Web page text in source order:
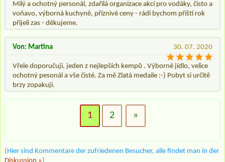
Milý a ochotný personál, zdařilá organizace akcí pro vodáky, čisto a
voňavo, výborná kuchyně, příznivé ceny - rádi bychom příští rok
přijeli zas - děkujeme.
30. 07. 2020
Von: Martina
Vřele doporučuji, jeden z nejlepších kempů . Výborné jídlo, velice
ochotný pesonál a vše čisté. Za mě Zlatá medaile :-) Pobyt si určitě
brzy zopakuji.
1 2 »
(Hier sind Kommentare der zufriedenen Besucher, alle findet man in der